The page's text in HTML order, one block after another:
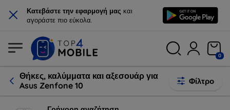
× Κατεβάστε την εφαρμογή μας και
αγοράστε πιο εύκολα.
0
Θήκες, καλύμματα και αξεσουάρ για
Asus Zenfone 10
Φίλτρο